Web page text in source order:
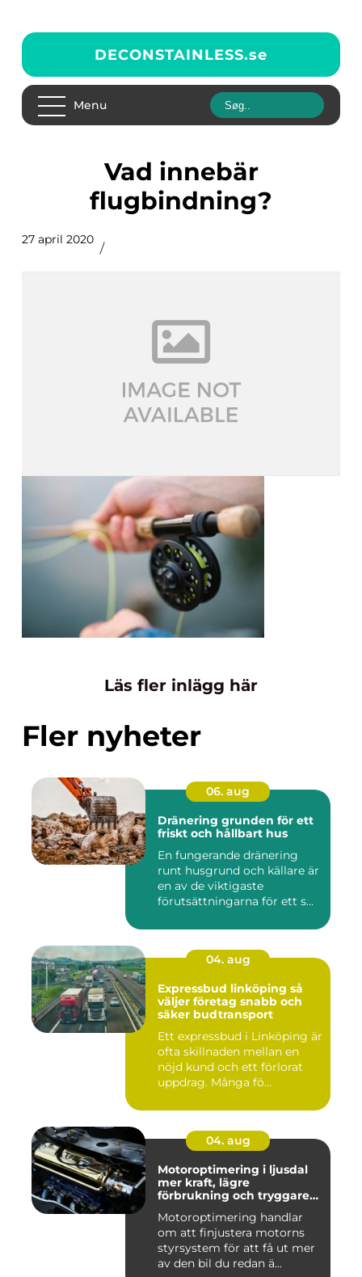
DECONSTAINLESS.se
Menu
Vad innebär
flugbindning?
27 april 2020
Läs fler inlägg här
Fler nyheter
06. aug
Dränering grunden för ett
friskt och hållbart hus
En fungerande dränering
runt husgrund och källare är
en av de viktigaste
förutsättningarna för ett s...
04. aug
Expressbud linköping så
väljer företag snabb och
säker budtransport
Ett expressbud i Linköping är
ofta skillnaden mellan en
nöjd kund och ett förlorat
uppdrag. Många fö...
04. aug
Motoroptimering i ljusdal
mer kraft, lägre
förbrukning och tryggare
Motoroptimering handlar
om att finjustera motorns
styrsystem för att få ut mer
av den bil du redan ä...